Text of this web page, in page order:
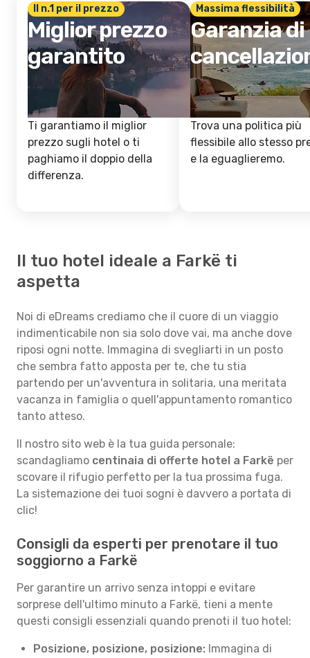
Il n.1 per il prezzo
Miglior prezzo
garantito
Ti garantiamo il miglior
prezzo sugli hotel o ti
paghiamo il doppio della
differenza.
Massima flessibilità
Garanzia di
Trova una politica più
flessibile allo stesso
e la eguaglieremo.
Il tuo hotel ideale a Farkë ti
aspetta
Noi di eDreams crediamo che il cuore di un viaggio
indimenticabile non sia solo dove vai, ma anche dove
riposi ogni notte. Immagina di svegliarti in un posto
che sembra fatto apposta per te, che tu stia
partendo per un'avventura in solitaria, una meritata
vacanza in famiglia o quell'appuntamento romantico
tanto atteso.
Il nostro sito web è la tua guida personale:
scandagliamo centinaia di offerte hotel a Farkë per
scovare il rifugio perfetto per la tua prossima fuga.
La sistemazione dei tuoi sogni è davvero a portata di
clic!
Consigli da esperti per prenotare il tuo
soggiorno a Farkë
Per garantire un arrivo senza intoppi e evitare
sorprese dell'ultimo minuto a Farkë, tieni a mente
questi consigli essenziali quando prenoti il tuo hotel:
Posizione, posizione, posizione: Immagina di